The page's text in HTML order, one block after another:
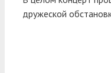
дружеской